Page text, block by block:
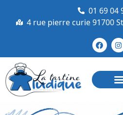
01 69 04
4 rue pierre curie 91700